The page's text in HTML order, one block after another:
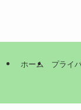
ホーム プライ